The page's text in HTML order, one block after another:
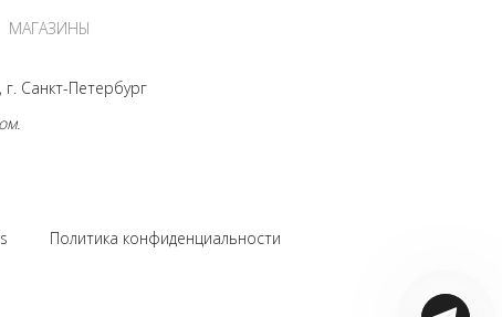
МАГАЗИНЫ
Санкт-Петербург
Политика конфиденциальности